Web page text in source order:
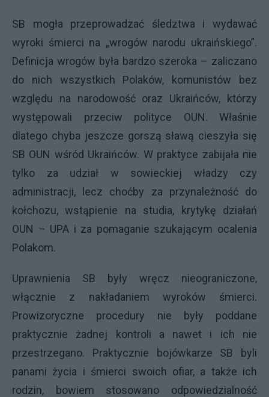
SB mogła przeprowadzać śledztwa i wydawać
wyroki śmierci na „wrogów narodu ukraińskiego”.
Definicja wrogów była bardzo szeroka – zaliczano
do nich wszystkich Polaków, komunistów bez
względu na narodowość oraz Ukraińców, którzy
występowali przeciw polityce OUN. Właśnie
dlatego chyba jeszcze gorszą sławą cieszyła się
SB OUN wśród Ukraińców. W praktyce zabijała nie
tylko za udział w sowieckiej władzy czy
administracji, lecz choćby za przynależność do
kołchozu, wstąpienie na studia, krytykę działań
OUN – UPA i za pomaganie szukającym ocalenia
Polakom.
Uprawnienia SB były wręcz nieograniczone,
włącznie z nakładaniem wyroków śmierci.
Prowizoryczne procedury nie były poddane
praktycznie żadnej kontroli a nawet i ich nie
przestrzegano. Praktycznie bojówkarze SB byli
panami życia i śmierci swoich ofiar, a także ich
rodzin, bowiem stosowano odpowiedzialność